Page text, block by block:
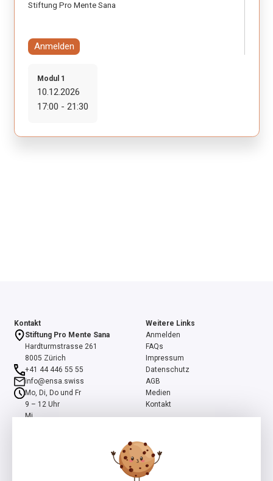
Stiftung Pro Mente Sana
Anmelden
Modul 1
10.12.2026
17:00 - 21:30
Kontakt
Stiftung Pro Mente Sana
Hardturmstrasse 261
8005 Zürich
+41 44 446 55 55
info@ensa.swiss
Mo, Di, Do und Fr
9 – 12 Uhr
Mi
Weitere Links
Anmelden
FAQs
Impressum
Datenschutz
AGB
Medien
Kontakt
ensa ist ein Programm der Stiftung Pro Mente Sana, mitinitiiert und